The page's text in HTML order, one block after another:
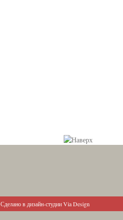
Сделано в дизайн-студии Via Design